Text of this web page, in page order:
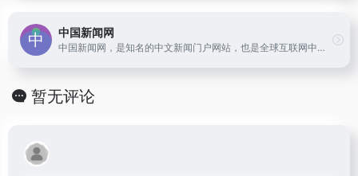
中国新闻网
中国新闻网，是知名的中文新闻门户网站，也是全球互联网中文新闻资讯最重要的原创内容供应商之一。依托中新社遍布全球的采编网络,每天24小时面向广大网民和网络媒体，快速、准确地提供文字、图片、视频等多样化的资讯服务。在新闻报道方面，中新网动态新闻及时准确，解释性报道角度独特，稿件被国内外网络媒体大量转载。
暂无评论